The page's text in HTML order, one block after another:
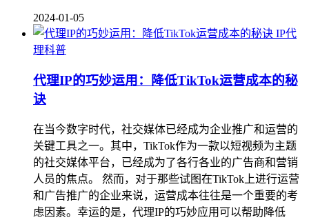
2024-01-05
IP代
理科普
代理IP的巧妙运用：降低TikTok运营成本的秘
诀
在当今数字时代，社交媒体已经成为企业推广和运营的
关键工具之一。其中，TikTok作为一款以短视频为主题
的社交媒体平台，已经成为了各行各业的广告商和营销
人员的焦点。 然而，对于那些试图在TikTok上进行运营
和广告推广的企业来说，运营成本往往是一个重要的考
虑因素。幸运的是，代理IP的巧妙应用可以帮助降低